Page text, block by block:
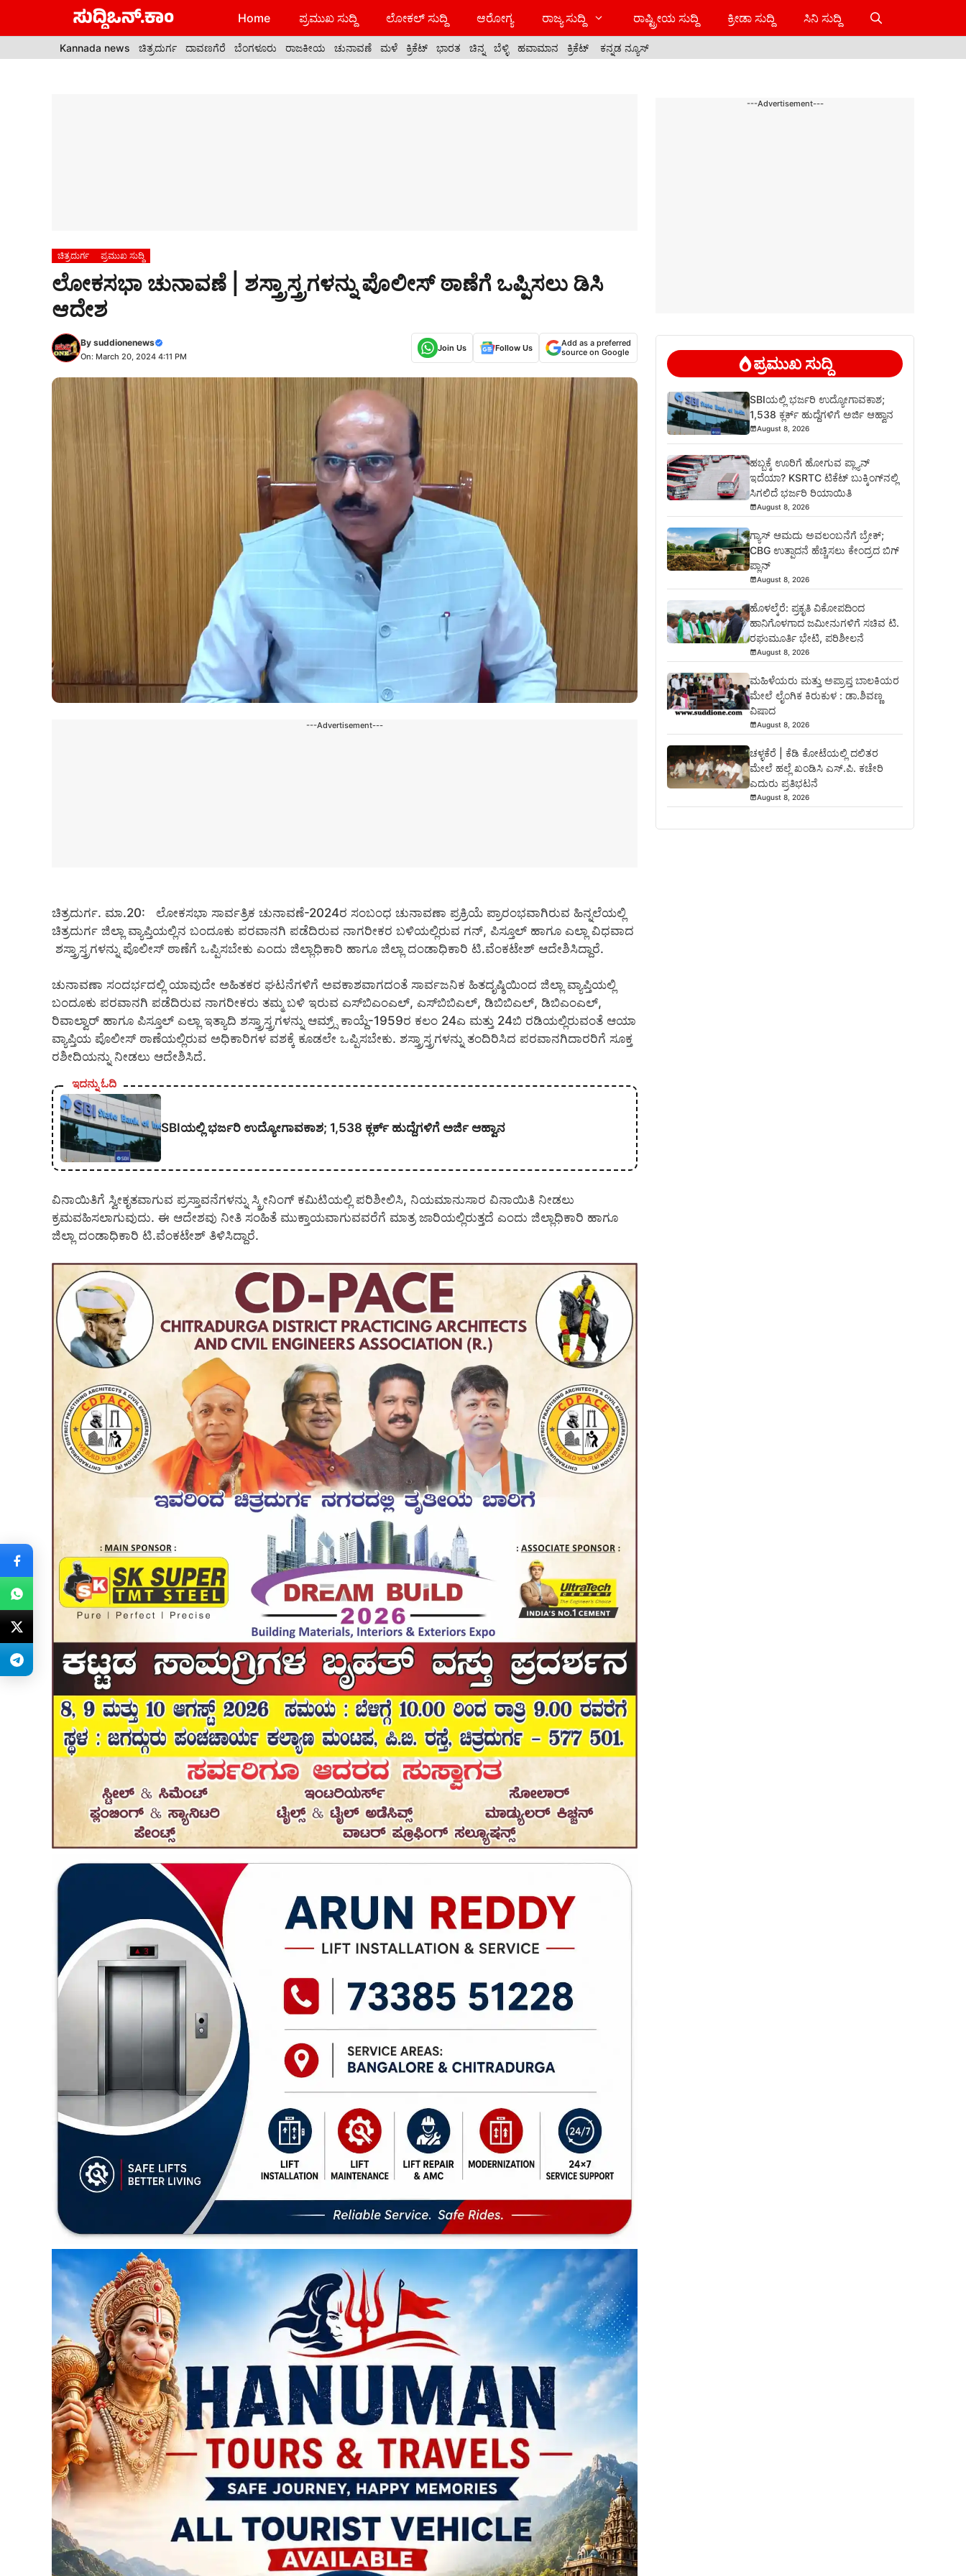
Home ಪ್ರಮುಖ ಸುದ್ದಿ ಲೋಕಲ್ ಸುದ್ದಿ ಆರೋಗ್ಯ ರಾಜ್ಯ ಸುದ್ದಿ ರಾಷ್ಟ್ರೀಯ ಸುದ್ದಿ ಕ್ರೀಡಾ ಸುದ್ದಿ ಸಿನಿ ಸುದ್ದಿ
Kannada news ಚಿತ್ರದುರ್ಗ ದಾವಣಗೆರೆ ಬೆಂಗಳೂರು ರಾಜಕೀಯ ಚುನಾವಣೆ ಮಳೆ ಕ್ರಿಕೆಟ್ ಭಾರತ ಚಿನ್ನ ಬೆಳ್ಳಿ ಹವಾಮಾನ ಕ್ರಿಕೆಟ್ ಕನ್ನಡ ನ್ಯೂಸ್
ಚಿತ್ರದುರ್ಗ ಪ್ರಮುಖ ಸುದ್ದಿ
ಲೋಕಸಭಾ ಚುನಾವಣೆ | ಶಸ್ತ್ರಾಸ್ತ್ರಗಳನ್ನು ಪೊಲೀಸ್ ಠಾಣೆಗೆ ಒಪ್ಪಿಸಲು ಡಿಸಿ
ಆದೇಶ
By suddionenews
On: March 20, 2024 4:11 PM
Join Us Follow Us
Add as a preferred
source on Google
---Advertisement---
ಚಿತ್ರದುರ್ಗ. ಮಾ.20: ಲೋಕಸಭಾ ಸಾರ್ವತ್ರಿಕ ಚುನಾವಣೆ-2024ರ ಸಂಬಂಧ ಚುನಾವಣಾ ಪ್ರಕ್ರಿಯೆ ಪ್ರಾರಂಭವಾಗಿರುವ ಹಿನ್ನಲೆಯಲ್ಲಿ
ಚಿತ್ರದುರ್ಗ ಜಿಲ್ಲಾ ವ್ಯಾಪ್ತಿಯಲ್ಲಿನ ಬಂದೂಕು ಪರವಾನಗಿ ಪಡೆದಿರುವ ನಾಗರೀಕರ ಬಳಿಯಲ್ಲಿರುವ ಗನ್, ಪಿಸ್ತೂಲ್ ಹಾಗೂ ಎಲ್ಲಾ ವಿಧವಾದ
ಶಸ್ತ್ರಾಸ್ತ್ರಗಳನ್ನು ಪೊಲೀಸ್ ಠಾಣೆಗೆ ಒಪ್ಪಿಸಬೇಕು ಎಂದು ಜಿಲ್ಲಾಧಿಕಾರಿ ಹಾಗೂ ಜಿಲ್ಲಾ ದಂಡಾಧಿಕಾರಿ ಟಿ.ವೆಂಕಟೇಶ್ ಆದೇಶಿಸಿದ್ದಾರೆ.
ಚುನಾವಣಾ ಸಂದರ್ಭದಲ್ಲಿ ಯಾವುದೇ ಅಹಿತಕರ ಘಟನೆಗಳಿಗೆ ಅವಕಾಶವಾಗದಂತೆ ಸಾರ್ವಜನಿಕ ಹಿತದೃಷ್ಠಿಯಿಂದ ಜಿಲ್ಲಾ ವ್ಯಾಪ್ತಿಯಲ್ಲಿ
ಬಂದೂಕು ಪರವಾನಗಿ ಪಡೆದಿರುವ ನಾಗರೀಕರು ತಮ್ಮ ಬಳಿ ಇರುವ ಎಸ್‍ಬಿಎಂಎಲ್, ಎಸ್‍ಬಿಬಿಎಲ್, ಡಿಬಿಬಿಎಲ್, ಡಿಬಿಎಂಎಲ್,
ರಿವಾಲ್ವಾರ್ ಹಾಗೂ ಪಿಸ್ತೂಲ್ ಎಲ್ಲಾ ಇತ್ಯಾದಿ ಶಸ್ತ್ರಾಸ್ತ್ರಗಳನ್ನು ಆಮ್ರ್ಸ್ ಕಾಯ್ದೆ-1959ರ ಕಲಂ 24ಎ ಮತ್ತು 24ಬಿ ರಡಿಯಲ್ಲಿರುವಂತೆ ಆಯಾ
ವ್ಯಾಪ್ತಿಯ ಪೊಲೀಸ್ ಠಾಣೆಯಲ್ಲಿರುವ ಅಧಿಕಾರಿಗಳ ವಶಕ್ಕೆ ಕೂಡಲೇ ಒಪ್ಪಿಸಬೇಕು. ಶಸ್ತ್ರಾಸ್ತ್ರಗಳನ್ನು ತಂದಿರಿಸಿದ ಪರವಾನಗಿದಾರರಿಗೆ ಸೂಕ್ತ
ರಶೀದಿಯನ್ನು ನೀಡಲು ಆದೇಶಿಸಿದೆ.
ಇದನ್ನು ಓದಿ
SBIಯಲ್ಲಿ ಭರ್ಜರಿ ಉದ್ಯೋಗಾವಕಾಶ; 1,538 ಕ್ಲರ್ಕ್ ಹುದ್ದೆಗಳಿಗೆ ಅರ್ಜಿ ಆಹ್ವಾನ
ವಿನಾಯಿತಿಗೆ ಸ್ವೀಕೃತವಾಗುವ ಪ್ರಸ್ತಾವನೆಗಳನ್ನು ಸ್ಕ್ರೀನಿಂಗ್ ಕಮಿಟಿಯಲ್ಲಿ ಪರಿಶೀಲಿಸಿ, ನಿಯಮಾನುಸಾರ ವಿನಾಯಿತಿ ನೀಡಲು
ಕ್ರಮವಹಿಸಲಾಗುವುದು. ಈ ಆದೇಶವು ನೀತಿ ಸಂಹಿತೆ ಮುಕ್ತಾಯವಾಗುವವರೆಗೆ ಮಾತ್ರ ಜಾರಿಯಲ್ಲಿರುತ್ತದೆ ಎಂದು ಜಿಲ್ಲಾಧಿಕಾರಿ ಹಾಗೂ
ಜಿಲ್ಲಾ ದಂಡಾಧಿಕಾರಿ ಟಿ.ವೆಂಕಟೇಶ್ ತಿಳಿಸಿದ್ದಾರೆ.
---Advertisement---
ಪ್ರಮುಖ ಸುದ್ದಿ
SBIಯಲ್ಲಿ ಭರ್ಜರಿ ಉದ್ಯೋಗಾವಕಾಶ;
1,538 ಕ್ಲರ್ಕ್ ಹುದ್ದೆಗಳಿಗೆ ಅರ್ಜಿ ಆಹ್ವಾನ
August 8, 2026
ಹಬ್ಬಕ್ಕೆ ಊರಿಗೆ ಹೋಗುವ ಪ್ಲ್ಯಾನ್
ಇದೆಯಾ? KSRTC ಟಿಕೆಟ್ ಬುಕ್ಕಿಂಗ್‌ನಲ್ಲಿ
ಸಿಗಲಿದೆ ಭರ್ಜರಿ ರಿಯಾಯಿತಿ
August 8, 2026
ಗ್ಯಾಸ್ ಆಮದು ಅವಲಂಬನೆಗೆ ಬ್ರೇಕ್;
CBG ಉತ್ಪಾದನೆ ಹೆಚ್ಚಿಸಲು ಕೇಂದ್ರದ ಬಿಗ್
ಪ್ಲಾನ್
August 8, 2026
ಹೊಳಲ್ಕೆರೆ: ಪ್ರಕೃತಿ ವಿಕೋಪದಿಂದ
ಹಾನಿಗೊಳಗಾದ ಜಮೀನುಗಳಿಗೆ ಸಚಿವ ಟಿ.
ರಘುಮೂರ್ತಿ ಭೇಟಿ, ಪರಿಶೀಲನೆ
August 8, 2026
ಮಹಿಳೆಯರು ಮತ್ತು ಅಪ್ರಾಪ್ತ ಬಾಲಕಿಯರ
ಮೇಲೆ ಲೈಂಗಿಕ ಕಿರುಕುಳ : ಡಾ.ಶಿವಣ್ಣ
ವಿಷಾದ
August 8, 2026
ಚಳ್ಳಕೆರೆ | ಕೆಡಿ ಕೋಟೆಯಲ್ಲಿ ದಲಿತರ
ಮೇಲೆ ಹಲ್ಲೆ ಖಂಡಿಸಿ ಎಸ್.ಪಿ. ಕಚೇರಿ
ಎದುರು ಪ್ರತಿಭಟನೆ
August 8, 2026